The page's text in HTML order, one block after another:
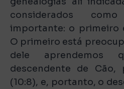
considerados
importante: o primeiro
O primeiro está
dele aprendemos
descendente de
(10:8), e, portanto, o